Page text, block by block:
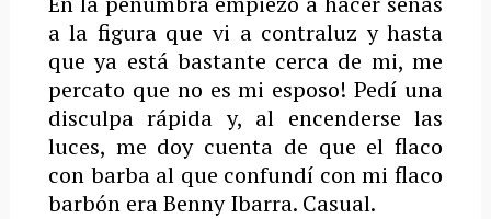
a la figura que vi a contraluz y hasta
que ya está bastante cerca de mi, me
percato que no es mi esposo! Pedí una
disculpa rápida y, al encenderse las
luces, me doy cuenta de que el flaco
con barba al que confundí con mi flaco
barbón era Benny Ibarra. Casual.